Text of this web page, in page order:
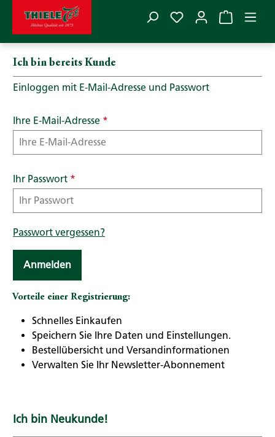
Zum Hauptinhalt springen Du hast 0
Anmelden oder Konto erstellen
Ich bin bereits Kunde
Einloggen mit E-Mail-Adresse und Passwort
Ihre E-Mail-Adresse *
Ihr Passwort *
Passwort vergessen?
Anmelden
Vorteile einer Registrierung:
Schnelles Einkaufen
Speichern Sie Ihre Daten und Einstellungen.
Bestellübersicht und Versandinformationen
Verwalten Sie Ihr Newsletter-Abonnement
Ich bin Neukunde!